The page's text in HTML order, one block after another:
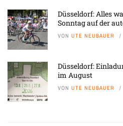
Düsseldorf: Alles
Sonntag auf der
VON UTE NEUBAUER
Düsseldorf:
im August
VON UTE NEUBAUER